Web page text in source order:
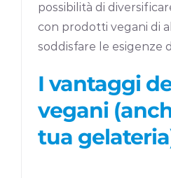
possibilità di
con prodotti vegani di
soddisfare le esigenze
I vantaggi
vegani
tua